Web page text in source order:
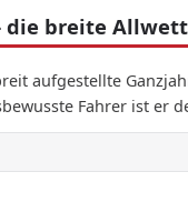
breite
aufgestellte
Fahrer ist er